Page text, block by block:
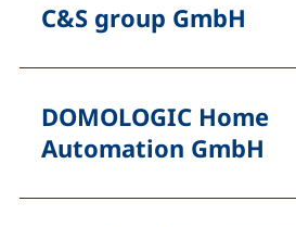
C&S group GmbH
DOMOLOGIC Home
Automation GmbH